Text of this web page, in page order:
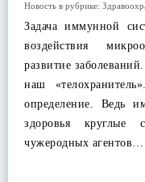
Новость в рубрике:
Задача иммунной
воздействия
развитие
наш
определение. Ведь
здоровья круглые
чужеродных агентов…